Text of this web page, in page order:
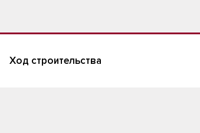
Ход строительства